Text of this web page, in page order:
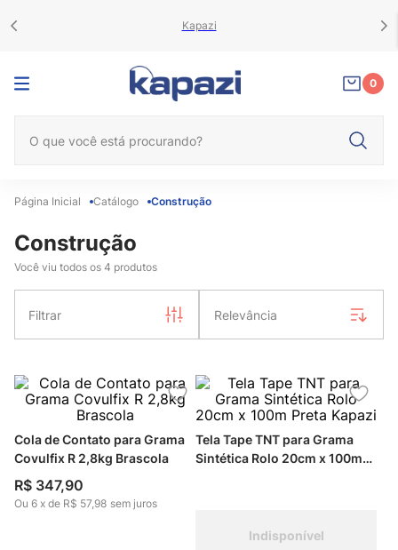
Kapazi
0
Catálogo Construção
Construção
Você viu todos os 4 produtos
Filtrar Relevância
Cola de Contato para Grama
Covulfix R 2,8kg Brascola
R$ 347,90
Ou 6 x de R$ 57,98 sem juros
Tela Tape TNT para Grama
Sintética Rolo 20cm x 100m
Indisponível